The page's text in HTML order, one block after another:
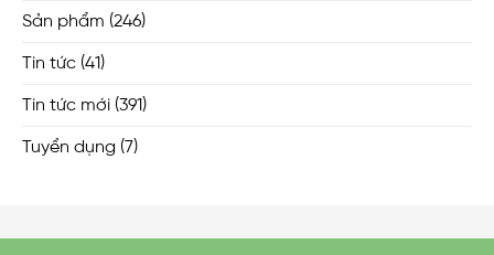
Sản phẩm (246)
Tin tức (41)
Tin tức mới (391)
Tuyển dụng (7)